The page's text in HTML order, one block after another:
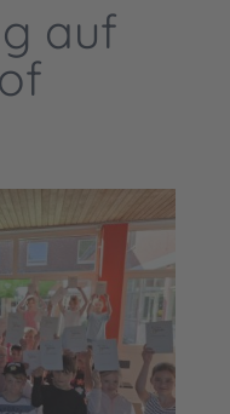
auf